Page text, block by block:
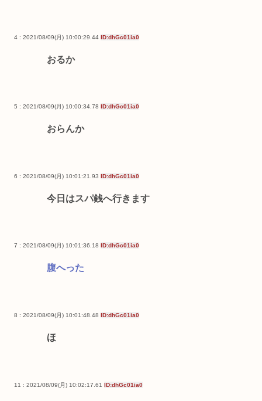
4 : 2021/08/09(月) 10:00:29.44 ID:dhGc01ia0
おるか
5 : 2021/08/09(月) 10:00:34.78 ID:dhGc01ia0
おらんか
6 : 2021/08/09(月) 10:01:21.93 ID:dhGc01ia0
今日はスパ銭へ行きます
7 : 2021/08/09(月) 10:01:36.18 ID:dhGc01ia0
腹へった
8 : 2021/08/09(月) 10:01:48.48 ID:dhGc01ia0
ほ
11 : 2021/08/09(月) 10:02:17.61 ID:dhGc01ia0